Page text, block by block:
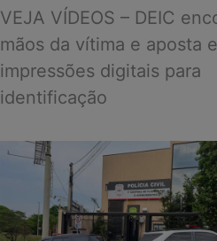
VEJA VÍDEOS – DEIC
mãos da vítima e aposta
impressões digitais para
identificação